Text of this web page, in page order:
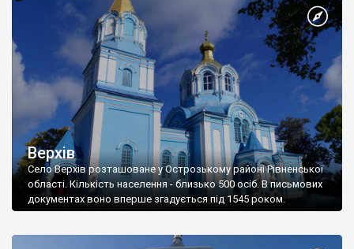
Верхів
Село Верхів розташоване у Острозькому районі Рівненської
області. Кількість населення - близько 500 осіб. В письмових
документах воно вперше згадується під 1545 роком.